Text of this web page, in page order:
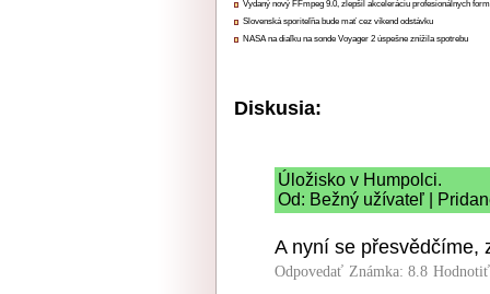
Vydaný nový FFmpeg 9.0, zlepšil akceleráciu profesionálnych
Slovenská sporiteľňa bude mať cez víkend odstávku
NASA na diaľku na sonde Voyager 2 úspešne znížila spotrebu
Diskusia:
Úložisko v Humpolci.
Od: Bežný užívateľ |
A nyní se přesvědčíme,
Odpovedať Známka: 8.8